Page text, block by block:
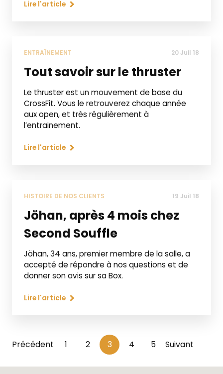
Lire l'article
ENTRAÎNEMENT 20 Juil 18
Tout savoir sur le thruster
Le thruster est un mouvement de base du
CrossFit. Vous le retrouverez chaque année
aux open, et très régulièrement à
l’entrainement.
Lire l'article
HISTOIRE DE NOS CLIENTS 19 Juil 18
Jöhan, après 4 mois chez
Second Souffle
Jöhan, 34 ans, premier membre de la salle, a
accepté de répondre à nos questions et de
donner son avis sur sa Box.
Lire l'article
Précédent 1 2 3 4 5 Suivant